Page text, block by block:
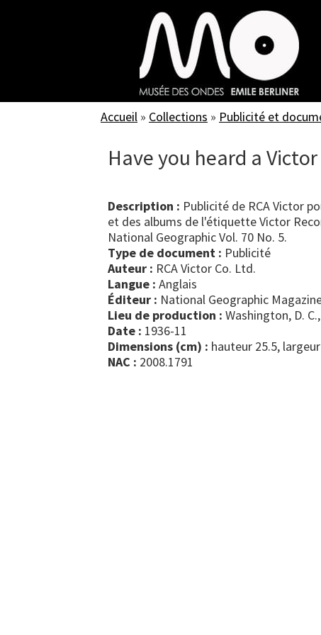
Accueil » Collections » Publicité et
Have you heard a
Description : Publicité de RCA Victor
et des albums de l'étiquette Victor
National Geographic Vol. 70 No. 5.
Type de document :
publicité
Auteur : RCA Victor Co. Ltd.
Langue : Anglais
Éditeur : National Geographic
Lieu de production : Washington, D.
Date : 1936-11
Dimensions (cm) : hauteur 25.5,
NAC : 2008.1791